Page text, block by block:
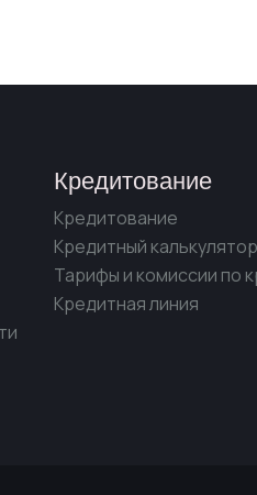
Кредитование
Кредитование
Кредитный калькулятор
Тарифы и комиссии по
Кредитная линия